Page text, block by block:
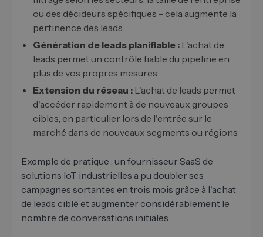
ou des décideurs spécifiques - cela augmente la
pertinence des leads.
Génération de leads planifiable : L'achat de
leads permet un contrôle fiable du pipeline en
plus de vos propres mesures.
Extension du réseau : L'achat de leads permet
d'accéder rapidement à de nouveaux groupes
cibles, en particulier lors de l'entrée sur le
marché dans de nouveaux segments ou régions
Exemple de pratique : un fournisseur SaaS de
solutions IoT industrielles a pu doubler ses
campagnes sortantes en trois mois grâce à l'achat
de leads ciblé et augmenter considérablement le
nombre de conversations initiales.